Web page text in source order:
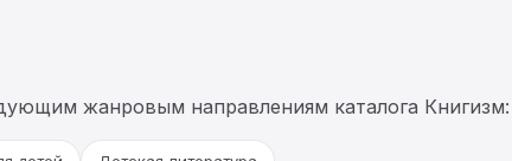
жанровым направлениям каталога Книгизм: